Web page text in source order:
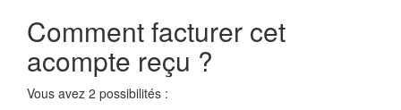
Comment facturer cet
acompte reçu ?
Vous avez 2 possibilités :